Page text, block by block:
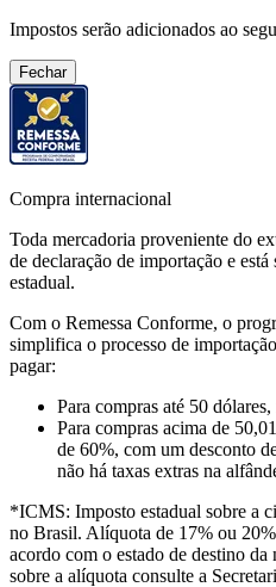
Impostos serão adicionados ao
Fechar
Compra internacional
Toda mercadoria proveniente do
de declaração de importação e
estadual.
Com o Remessa Conforme, o
simplifica o processo de
pagar:
Para compras até 50 dólares,
Para compras acima de
de 60%, com um desconto
não há taxas extras na
*ICMS: Imposto estadual sobre a
no Brasil. Alíquota de 17% ou
acordo com o estado de destino
sobre a alíquota consulte a